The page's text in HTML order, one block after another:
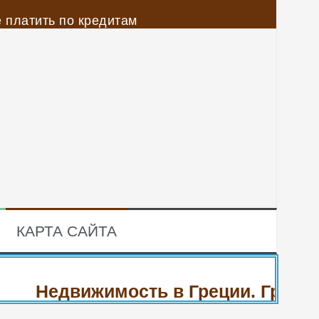
по кредитам
КАРТА САЙТА
Недвижимость в Греции.